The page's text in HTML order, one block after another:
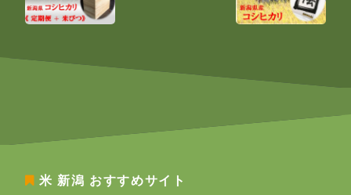
米 新潟 おすすめサイト